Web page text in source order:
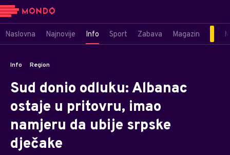
Naslovna Najnovije Info Sport Zabava Magazin
Info Region
Sud donio odluku: Albanac
ostaje u pritovru, imao
namjeru da ubije srpske
dječake